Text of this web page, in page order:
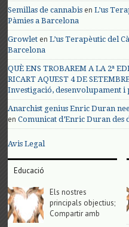
Semillas de cannabis enL’us
Pàmies a Barcelona
Growlet enL’us Terapèutic del
Barcelona
QUÈ ENS TROBAREM A LA 2ª
RICART AQUEST 4 DE
Investigació, desenvolupament
Anarchist genius Enric Duran
enComunicat d’Enric Duran des
Avis Legal
Educació
Els nostres
principals objectius;
Compartir amb